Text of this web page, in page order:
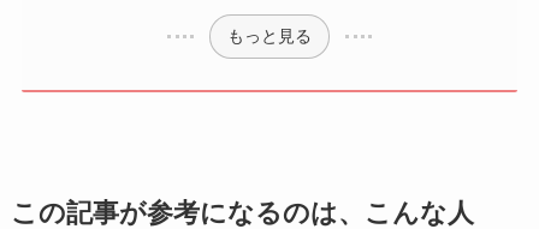
もっと見る
この記事が参考になるのは、こんな人